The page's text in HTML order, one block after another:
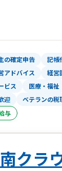
者様に現状把
監査終了時に
のご報告、予
その他経営の
事務所は社会
トップでご対
でお気軽にご
の確定申告 記帳
アドバイス 経営
ビス 医療・福祉
迎 ベテランの税
与
クラ